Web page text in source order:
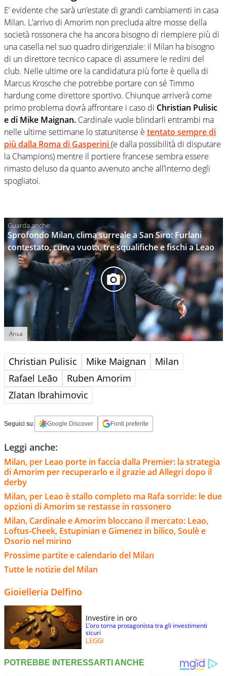
E’ evidente che sarà un’estate di grandi cambiamenti in casa
Milan. L’arrivo di Amorim non precluda altre mosse della
società rossonera che ha ancora bisogno di riempiere più di
una casella nel suo quadro dirigenziale: il Milan ha bisogno
di un direttore tecnico capace di assumere le redini del
club. Nelle ultime ore la candidatura più forte è quella di
Marcus Krosche che potrebbe portare con sé Timmo
hardung come direttore sportivo. Chiunque arriverà come
primo problema dovrà affrontare i caso di Christian Pulisic
e di Mike Maignan. Cardinale vuole blindarli entrambi ma
nelle ultime settimane lo statunitense è tentato sempre di
più dalla Roma di Gasperini(e dalla possibilità di disputare
la Champions) mentre il portiere francese sembra essere
rimasto deluso da quanto avvenuto anche all’interno degli
spogliatoi.
Sprofondo Milan, clima surreale a San Siro: Furlani
contestato, curva vuota, tre squalifiche e fischi a Leao
Ansa
Christian Pulisic Mike Maignan
Milan
Rafael Leão
Ruben Amorim
Zlatan Ibrahimovic
Seguici su: Google Discover Fonti preferite
Leggi anche:
Milan, per Leao porte in faccia dalla Premier: la strategia
di Amorim per recuperarlo e il grazie ad Allegri dopo il
derby
Milan, per Leao è stallo completo ma Rafa sorride: le due
opzioni di Amorim se restasse in rossonero
Milan, Cardinale e Amorim bloccano il mercato: Leao,
Loftus-Cheek, Estupinian e Gimenez in bilico, Soulè e
Osorio nel mirino
Prossime partite e calendario del Milan
Tutte le notizie del Milan
Gioielleria Delfino
Investire in oro
L’oro torna protagonista tra gli investimenti
sicuri
LEGGI